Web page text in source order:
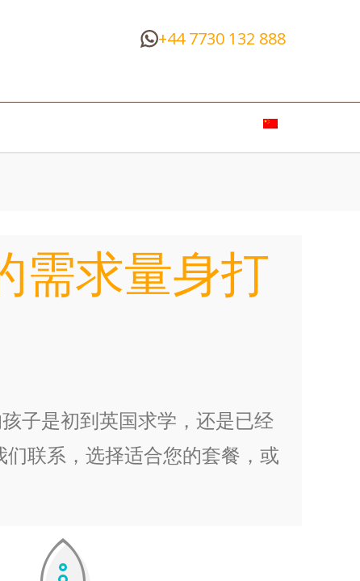
+44 7730 132 888
需求量身打
子是初到英国求学，还是已经
联系，选择适合您的套餐，或